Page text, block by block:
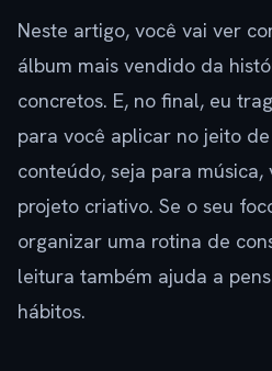
Neste artigo, você vai ver
álbum mais vendido da
concretos. E, no final, eu
para você aplicar no jeito
conteúdo, seja para
projeto criativo. Se o seu
organizar uma rotina de
leitura também ajuda a
hábitos.